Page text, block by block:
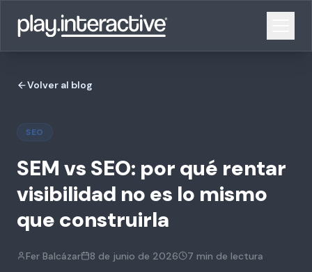
Volver al blog
SEO
SEM vs SEO: por qué rentar
visibilidad no es lo mismo
que construirla
Fer Balcázar 8 de junio de 2026 7 min de lectura